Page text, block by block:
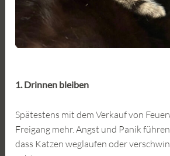
1. Drinnen bleiben
Spätestens mit dem Verkauf von
Freigang mehr. Angst und Panik
dass Katzen weglaufen oder